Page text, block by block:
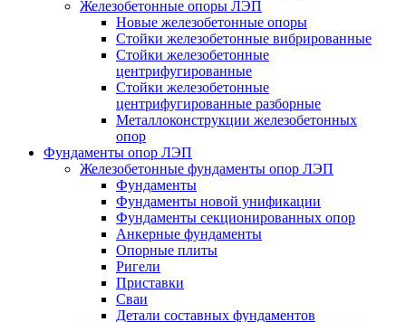
Железобетонные опоры ЛЭП
Новые железобетонные опоры
Стойки железобетонные вибрированные
Стойки железобетонные
центрифугированные
Стойки железобетонные
центрифугированные разборные
Металлоконструкции железобетонных
опор
Фундаменты опор ЛЭП
Железобетонные фундаменты опор ЛЭП
Фундаменты
Фундаменты новой унификации
Фундаменты секционированных опор
Анкерные фундаменты
Опорные плиты
Ригели
Приставки
Сваи
Детали составных фундаментов